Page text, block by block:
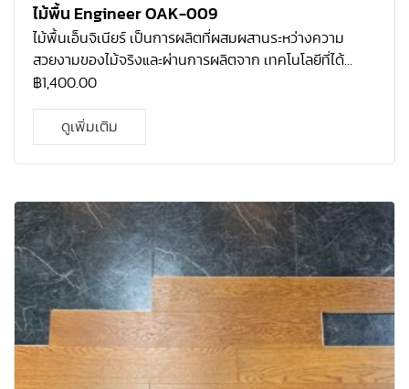
ไม้พื้น Engineer OAK-009
ไม้พื้นเอ็นจิเนียร์ เป็นการผลิตที่ผสมผสานระหว่างความ
สวยงามของไม้จริงและผ่านการผลิตจาก เทคโนโลยีที่ได้
มาตรฐาน โคยไม้ที่ใช้จะเป็นไม้โอ้กแท้ ที่ปลูกมากในทวีป
ความละเอียด เป็นไม้ที่ทนต่อการ เปลี่ยนแปลงทางสภาพทาง
อาการและทนต่อการกัดแทะของแมลงได้ดี จึงเหมาะสม กับ
ปลวก ทำให้รับประกันได้ว่า ปลวก-มอด ไม่ ทำลายเนื้อไม้ 5 ปี
฿1,400.00
ดูเพิ่มเติม